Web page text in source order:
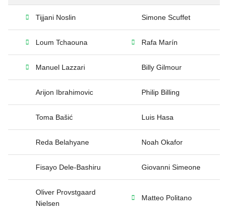
Tijjani Noslin Simone Scuffet
Loum Tchaouna Rafa Marín
Manuel Lazzari Billy Gilmour
Arijon Ibrahimovic Philip Billing
Toma Bašić Luis Hasa
Reda Belahyane Noah Okafor
Fisayo Dele-Bashiru Giovanni Simeone
Oliver Provstgaard
Nielsen
Matteo Politano